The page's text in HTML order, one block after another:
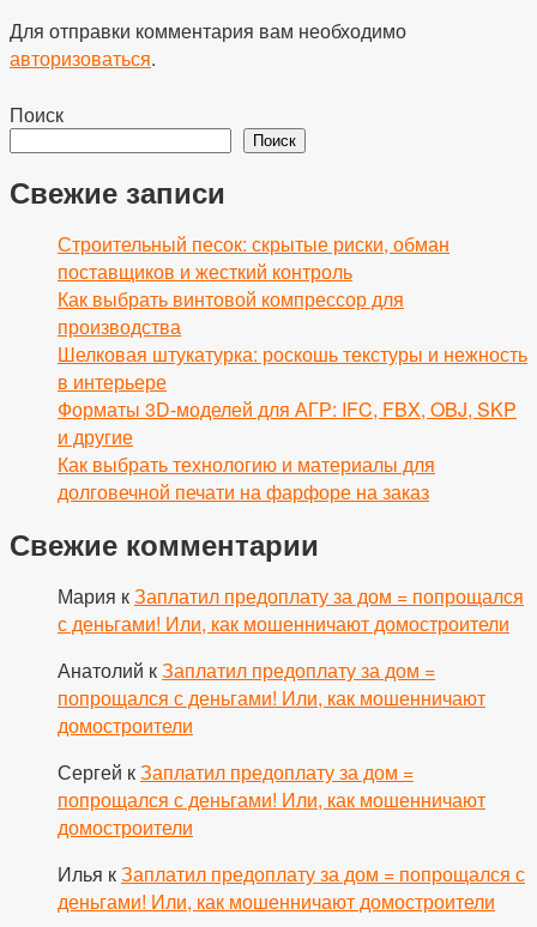
Для отправки комментария вам необходимо
авторизоваться.
Поиск
Поиск
Свежие записи
Строительный песок: скрытые риски, обман
поставщиков и жесткий контроль
Как выбрать винтовой компрессор для
производства
Шелковая штукатурка: роскошь текстуры и нежность
в интерьере
Форматы 3D-моделей для АГР: IFC, FBX, OBJ, SKP
и другие
Как выбрать технологию и материалы для
долговечной печати на фарфоре на заказ
Свежие комментарии
Мария кЗаплатил предоплату за дом = попрощался
с деньгами! Или, как мошенничают домостроители
Анатолий кЗаплатил предоплату за дом =
попрощался с деньгами! Или, как мошенничают
домостроители
Сергей кЗаплатил предоплату за дом =
попрощался с деньгами! Или, как мошенничают
домостроители
Илья кЗаплатил предоплату за дом = попрощался с
деньгами! Или, как мошенничают домостроители